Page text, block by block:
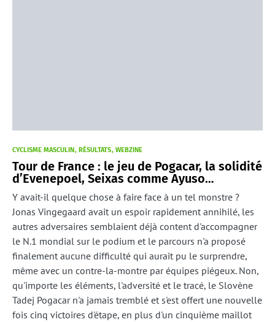
CYCLISME MASCULIN RÉSULTATS WEBZINE
Tour de France : le jeu de Pogacar, la solidité
d’Evenepoel, Seixas comme Ayuso…
Y avait-il quelque chose à faire face à un tel monstre ?
Jonas Vingegaard avait un espoir rapidement annihilé, les
autres adversaires semblaient déjà content d'accompagner
le N.1 mondial sur le podium et le parcours n'a proposé
finalement aucune difficulté qui aurait pu le surprendre,
même avec un contre-la-montre par équipes piégeux. Non,
qu'importe les éléments, l'adversité et le tracé, le Slovène
Tadej Pogacar n'a jamais tremblé et s'est offert une nouvelle
fois cinq victoires d'étape, en plus d'un cinquième maillot